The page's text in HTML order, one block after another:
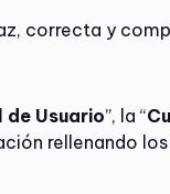
correcta y
de Usuario”, la “
rellenando